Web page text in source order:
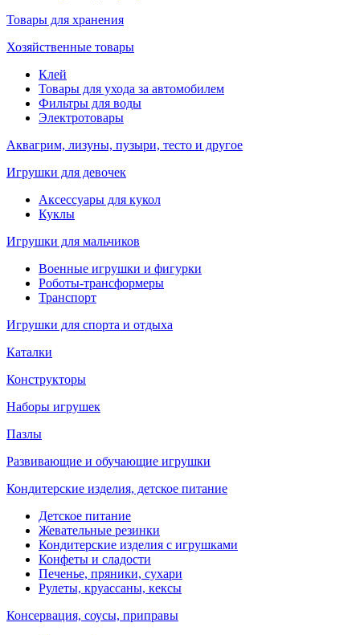
Товары для хранения
Хозяйственные товары
Клей
Товары для ухода за автомобилем
Фильтры для воды
Электротовары
Аквагрим, лизуны, пузыри, тесто и другое
Игрушки для девочек
Аксессуары для кукол
Куклы
Игрушки для мальчиков
Военные игрушки и фигурки
Роботы-трансформеры
Транспорт
Игрушки для спорта и отдыха
Каталки
Конструкторы
Наборы игрушек
Пазлы
Развивающие и обучающие игрушки
Кондитерские изделия, детское питание
Детское питание
Жевательные резинки
Кондитерские изделия с игрушками
Конфеты и сладости
Печенье, пряники, сухари
Рулеты, круассаны, кексы
Консервация, соусы, приправы